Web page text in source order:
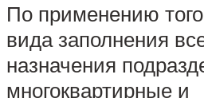
По применению
вида заполнения
назначения
многоквартирные и